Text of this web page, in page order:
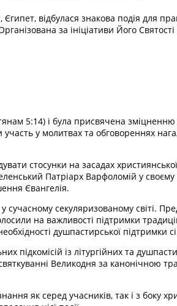
відбулася знакова подія для
за ініціативи Його
5:14) і була присвячена
у молитвах та обговореннях
стосунки на засадах
Патріарх Варфоломій у
Євангелія.
секуляризованому світі.
на важливості підтримки
душпастирської підтримки
підкомісій із літургійних та
Великодня за канонічною
як серед учасників, так і з боку